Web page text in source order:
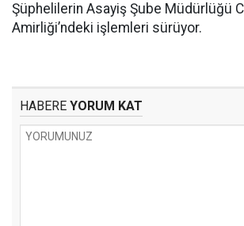
Şüphelilerin Asayiş Şube Müdürlüğü
Amirliği’ndeki işlemleri sürüyor.
HABERE YORUM KAT